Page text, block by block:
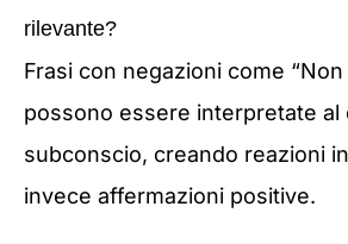
rilevante?
Frasi con negazioni come
possono essere interpretate al
subconscio, creando reazioni
invece affermazioni positive.